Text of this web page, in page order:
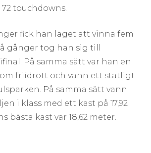
72 touchdowns.
fick han laget att vinna fem
gånger tog han sig till
På samma sätt var han en
friidrott och vann ett statligt
På samma sätt vann
i klass med ett kast på 17,92
bästa kast var 18,62 meter.